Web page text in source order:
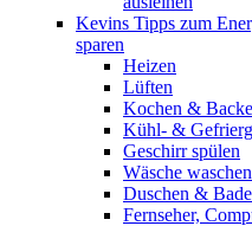
Kevins Tipps zum
sparen
Heizen
Lüften
Kochen &
Kühl- &
Geschirr spülen
Wäsche
Duschen &
Fernseher,